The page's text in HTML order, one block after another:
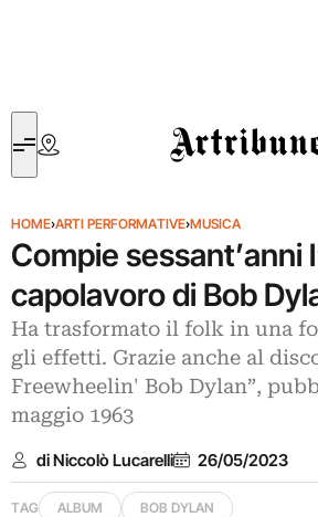
Artribune
HOME›ARTI PERFORMATIVE›MUSICA
Compie sessant’anni
capolavoro di Bob
Ha trasformato il folk in una
gli effetti. Grazie anche al
Freewheelin' Bob Dylan”,
maggio 1963
di Niccolò Lucarelli 26/05/2023
TAG ALBUM BOB DYLAN